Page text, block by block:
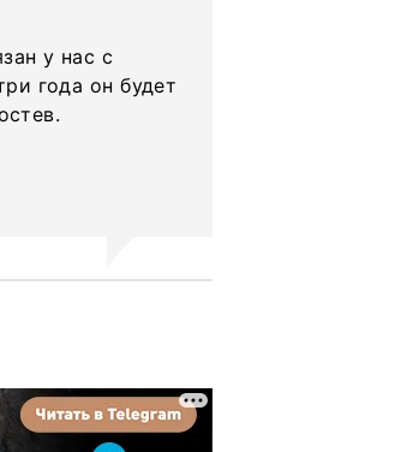
у нас с
года он будет